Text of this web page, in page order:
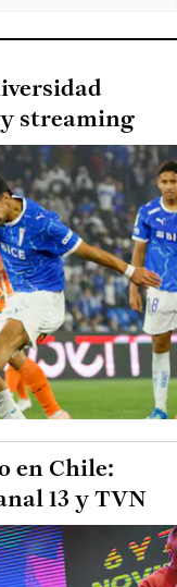
streaming
en Chile:
13 y TVN